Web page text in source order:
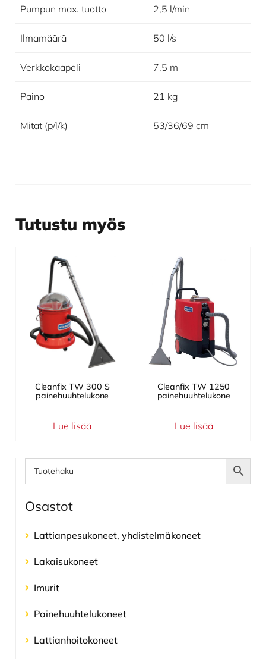
Pumpun max. tuotto 2,5 l/min
Ilmamäärä 50 l/s
Verkkokaapeli 7,5 m
Paino 21 kg
Mitat (p/l/k) 53/36/69 cm
Tutustu myös
Cleanfix TW 300 S
painehuuhtelukone
Lue lisää
Cleanfix TW 1250
painehuuhtelukone
Lue lisää
Ensisijainen
sivupalkki
Osastot
Lattianpesu­koneet, yhdistelmä­koneet
Lakaisukoneet
Imurit
Painehuuhtelu­koneet
Lattianhoito­koneet